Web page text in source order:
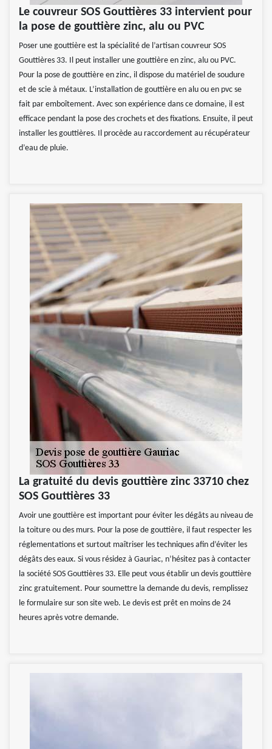
Le couvreur SOS Gouttières 33 intervient pour
la pose de gouttière zinc, alu ou PVC
Poser une gouttière est la spécialité de l’artisan couvreur SOS
Gouttières 33. Il peut installer une gouttière en zinc, alu ou PVC.
Pour la pose de gouttière en zinc, il dispose du matériel de soudure
et de scie à métaux. L’installation de gouttière en alu ou en pvc se
fait par emboîtement. Avec son expérience dans ce domaine, il est
efficace pendant la pose des crochets et des fixations. Ensuite, il peut
installer les gouttières. Il procède au raccordement au récupérateur
d’eau de pluie.
La gratuité du devis gouttière zinc 33710 chez
SOS Gouttières 33
Avoir une gouttière est important pour éviter les dégâts au niveau de
la toiture ou des murs. Pour la pose de gouttière, il faut respecter les
réglementations et surtout maîtriser les techniques afin d’éviter les
dégâts des eaux. Si vous résidez à Gauriac, n’hésitez pas à contacter
la société SOS Gouttières 33. Elle peut vous établir un devis gouttière
zinc gratuitement. Pour soumettre la demande du devis, remplissez
le formulaire sur son site web. Le devis est prêt en moins de 24
heures après votre demande.